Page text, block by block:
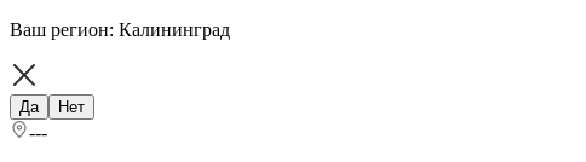
Ваш регион: Калининград
Да Нет
---